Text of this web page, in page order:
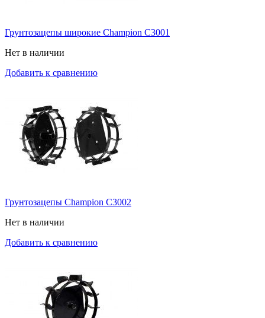
Грунтозацепы широкие Champion C3001
Нет в наличии
Добавить к сравнению
Грунтозацепы Champion C3002
Нет в наличии
Добавить к сравнению